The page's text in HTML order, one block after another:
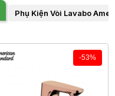
Phụ Kiện Vòi Lavabo
-53%